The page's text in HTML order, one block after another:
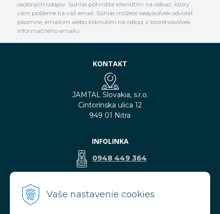
Vaše nastavenie cookies
osobných údajov. Súhlas potvrdíte kliknutím na odkaz, ktorý
vám pošleme na váš email. Súhlas môžete kedykoľvek odvolať
písomne, emailom alebo kliknutím na odkaz z ktoréhokoľvek
informačného emailu.
KONTAKT
JAMTAL Slovakia, s.r.o.
Cintorínska ulica 12
949 01 Nitra
INFOLINKA
0948 449 364